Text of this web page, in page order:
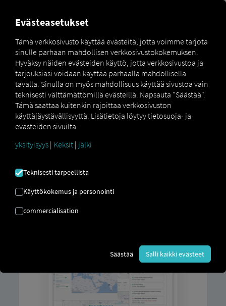
Marketplace Connectors SHIPPEO Connect
SHIPPEO CONNECT
Ulkoisen palveluntarjoajan integrointi
Käytätkö jo kumppanimme
palveluidemme tiedoilla
lla.
Evästeasetukset
Tämä verkkosivusto käyttää evästeitä, jotta voimme tarjota
sinulle parhaan mahdollisen verkkosivustokokemuksen.
Hyväksy näiden evästeiden käyttö, jotta verkkosivustoa ja
tarjouksiasi voidaan käyttää parhaalla mahdollisella
tavalla. Sinulla on myös mahdollisuus käyttää sivustoa vain
teknisesti välttämättömillä evästeillä. Napsauta "Säästää".
Tämä saattaa kuitenkin rajoittaa verkkosivuston
käyttäjäystävällisyyttä. Lisätietoja löytyy tietosuoja- ja
evästeiden sivuilta.
yksityisyys | Keksit | jälki
Teknisesti tarpeellista
Käyttökokemus ja personointi
commercialisation
Säästää Salli kaikki evästeet